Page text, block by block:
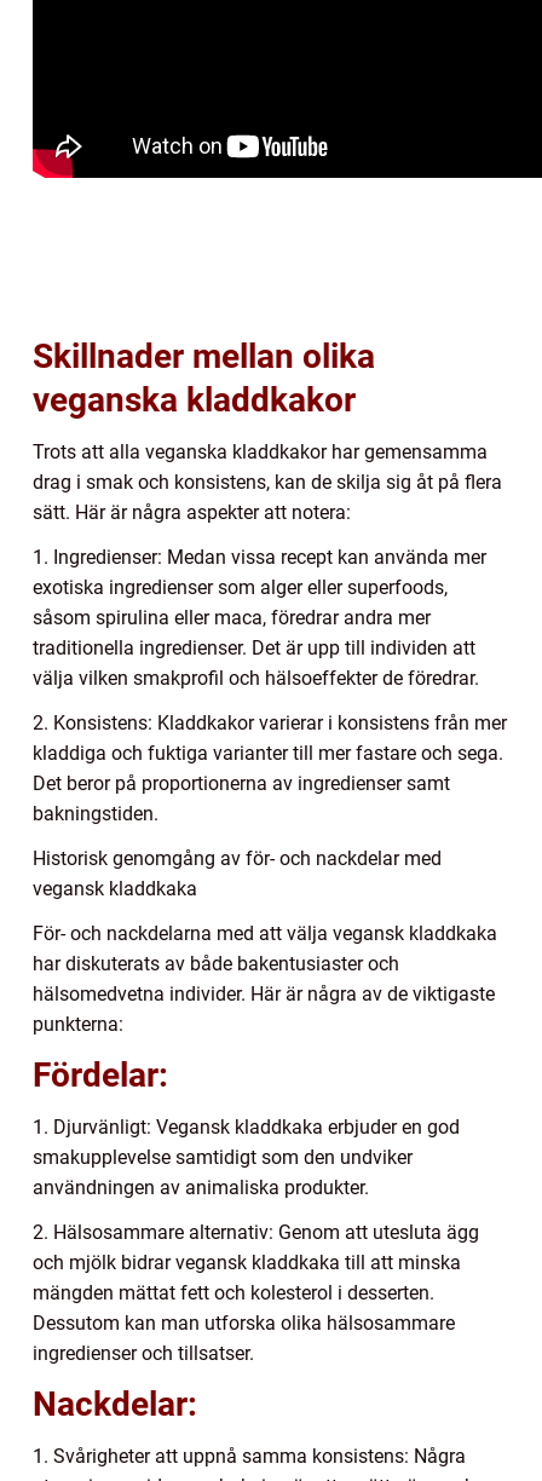
Skillnader mellan olika
veganska kladdkakor
Trots att alla veganska kladdkakor har gemensamma
drag i smak och konsistens, kan de skilja sig åt på flera
sätt. Här är några aspekter att notera:
1. Ingredienser: Medan vissa recept kan använda mer
exotiska ingredienser som alger eller superfoods,
såsom spirulina eller maca, föredrar andra mer
traditionella ingredienser. Det är upp till individen att
välja vilken smakprofil och hälsoeffekter de föredrar.
2. Konsistens: Kladdkakor varierar i konsistens från mer
kladdiga och fuktiga varianter till mer fastare och sega.
Det beror på proportionerna av ingredienser samt
bakningstiden.
Historisk genomgång av för- och nackdelar med
vegansk kladdkaka
För- och nackdelarna med att välja vegansk kladdkaka
har diskuterats av både bakentusiaster och
hälsomedvetna individer. Här är några av de viktigaste
punkterna:
Fördelar:
1. Djurvänligt: Vegansk kladdkaka erbjuder en god
smakupplevelse samtidigt som den undviker
användningen av animaliska produkter.
2. Hälsosammare alternativ: Genom att utesluta ägg
och mjölk bidrar vegansk kladdkaka till att minska
mängden mättat fett och kolesterol i desserten.
Dessutom kan man utforska olika hälsosammare
ingredienser och tillsatser.
Nackdelar:
1. Svårigheter att uppnå samma konsistens: Några